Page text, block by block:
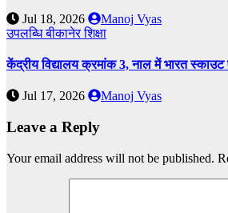
Jul 18, 2026
Manoj Vyas
उपलब्धिबीकानेरशिक्षा
केंद्रीय विद्यालय क्रमांक 3, नाल में भारत स्काउट
Jul 17, 2026 Manoj Vyas
Leave a Reply
Your email address will not be published.